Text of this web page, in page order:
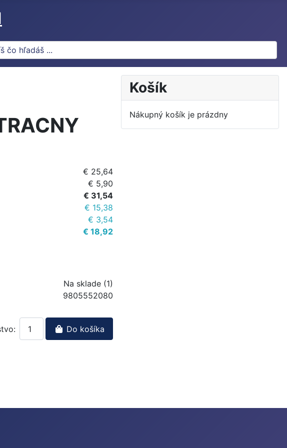
€ 25,64
€ 5,90
€ 31,54
€ 15,38
€ 3,54
€ 18,92
Na sklade (1)
9805552080
Do košíka
Košík
Nákupný košík je prázdny